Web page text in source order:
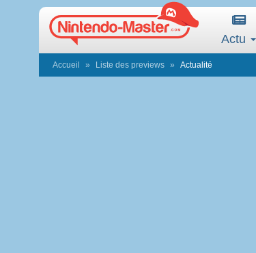
Actu
Accueil Liste des previews Actualité